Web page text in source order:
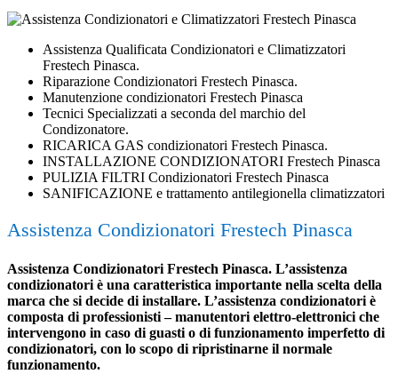
Assistenza Qualificata Condizionatori e Climatizzatori
Frestech Pinasca.
Riparazione Condizionatori Frestech Pinasca.
Manutenzione condizionatori Frestech Pinasca
Tecnici Specializzati a seconda del marchio del
Condizonatore.
RICARICA GAS condizionatori Frestech Pinasca.
INSTALLAZIONE CONDIZIONATORI Frestech Pinasca
PULIZIA FILTRI Condizionatori Frestech Pinasca
SANIFICAZIONE e trattamento antilegionella climatizzatori
Assistenza Condizionatori Frestech Pinasca
Assistenza Condizionatori Frestech Pinasca. L’assistenza
condizionatori è una caratteristica importante nella scelta della
marca che si decide di installare. L’assistenza condizionatori è
composta di professionisti – manutentori elettro-elettronici che
intervengono in caso di guasti o di funzionamento imperfetto di
condizionatori, con lo scopo di ripristinarne il normale
funzionamento.